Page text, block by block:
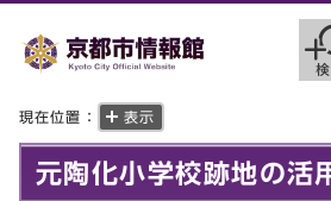
現在位置： 表示
元陶化小学校跡地の活